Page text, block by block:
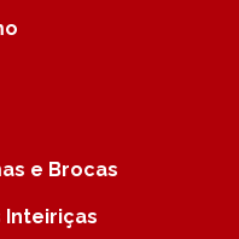
e Brocas